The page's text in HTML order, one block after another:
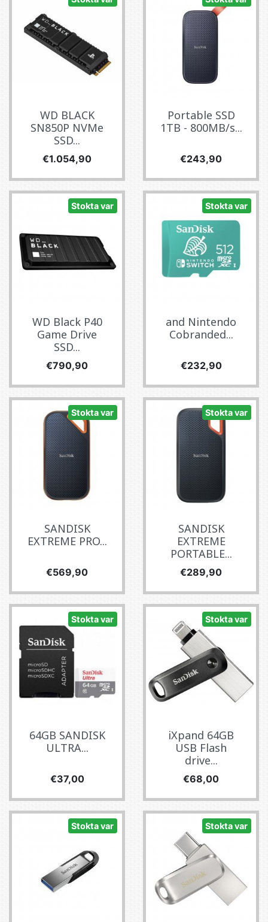
WD BLACK
SN850P NVMe
SSD...
Fiyat
€1.054,90
Portable SSD
1TB - 800MB/s...
Fiyat
€243,90
Stokta var
WD Black P40
Game Drive
SSD...
Fiyat
€790,90
Stokta var
and Nintendo
Cobranded...
Fiyat
€232,90
Stokta var
SANDISK
EXTREME PRO...
Fiyat
€569,90
Stokta var
SANDISK
EXTREME
PORTABLE...
Fiyat
€289,90
Stokta var
64GB SANDISK
ULTRA...
Fiyat
€37,00
Stokta var
iXpand 64GB
USB Flash
drive...
Fiyat
€68,00
Stokta var Stokta var